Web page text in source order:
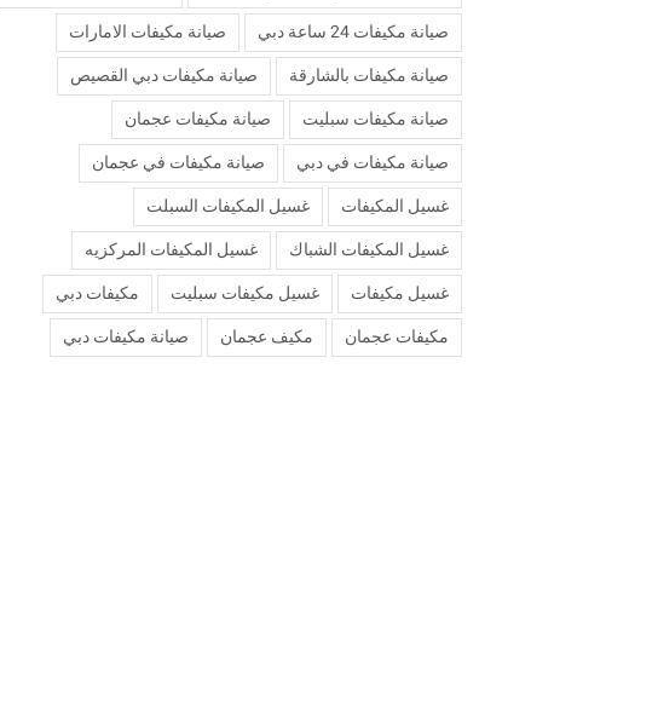
صيانة مكيفات 24 ساعة دبي صيانة مكيفات الامارات
صيانة مكيفات بالشارقة صيانة مكيفات دبي القصيص
صيانة مكيفات سبليت صيانة مكيفات عجمان
صيانة مكيفات في دبي صيانة مكيفات في عجمان
غسيل المكيفات غسيل المكيفات السبلت
غسيل المكيفات الشباك غسيل المكيفات المركزيه
غسيل مكيفات غسيل مكيفات سبليت مكيفات دبي
مكيفات عجمان مكيف عجمان ‏صيانة مكيفات دبي